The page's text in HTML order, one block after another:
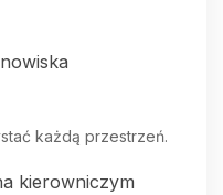
każdą przestrzeń.
kierowniczym